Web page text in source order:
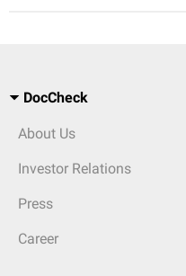
DocCheck
About Us
Investor Relations
Press
Career